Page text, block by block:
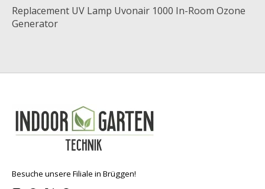
Replacement UV Lamp Uvonair 1000 In-Room Ozone
Generator
Besuche unsere Filiale in Brüggen!